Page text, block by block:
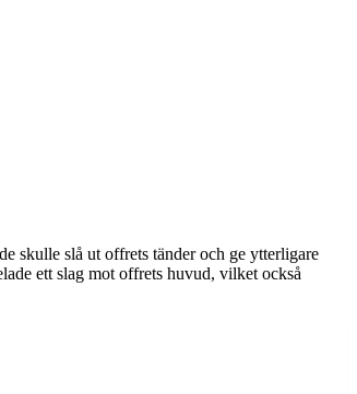
skulle slå ut offrets tänder och ge ytterligare
ett slag mot offrets huvud, vilket också